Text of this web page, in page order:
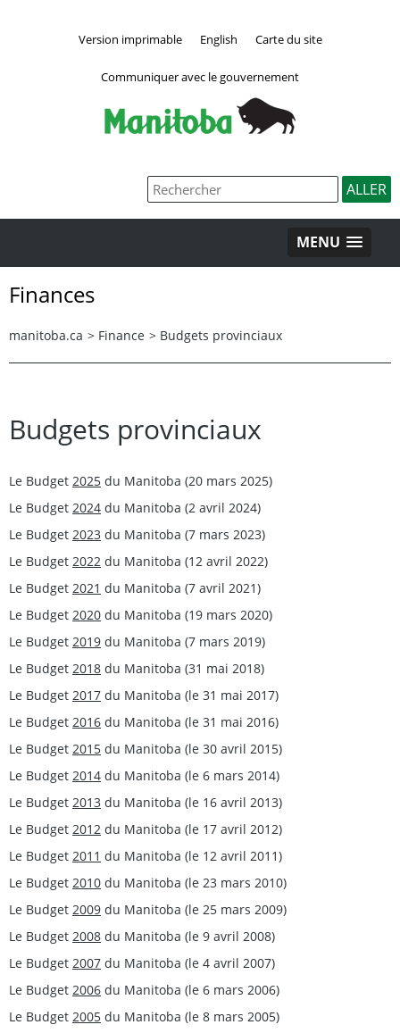
Version imprimable English Carte du site
Communiquer avec le gouvernement
MENU
Finances
manitoba.ca > Finance > Budgets provinciaux
Budgets provinciaux
Le Budget 2025 du Manitoba (20 mars 2025)
Le Budget 2024 du Manitoba (2 avril 2024)
Le Budget 2023 du Manitoba (7 mars 2023)
Le Budget 2022 du Manitoba (12 avril 2022)
Le Budget 2021 du Manitoba (7 avril 2021)
Le Budget 2020 du Manitoba (19 mars 2020)
Le Budget 2019 du Manitoba (7 mars 2019)
Le Budget 2018 du Manitoba (31 mai 2018)
Le Budget 2017 du Manitoba (le 31 mai 2017)
Le Budget 2016 du Manitoba (le 31 mai 2016)
Le Budget 2015 du Manitoba (le 30 avril 2015)
Le Budget 2014 du Manitoba (le 6 mars 2014)
Le Budget 2013 du Manitoba (le 16 avril 2013)
Le Budget 2012 du Manitoba (le 17 avril 2012)
Le Budget 2011 du Manitoba (le 12 avril 2011)
Le Budget 2010 du Manitoba (le 23 mars 2010)
Le Budget 2009 du Manitoba (le 25 mars 2009)
Le Budget 2008 du Manitoba (le 9 avril 2008)
Le Budget 2007 du Manitoba (le 4 avril 2007)
Le Budget 2006 du Manitoba (le 6 mars 2006)
Le Budget 2005 du Manitoba (le 8 mars 2005)